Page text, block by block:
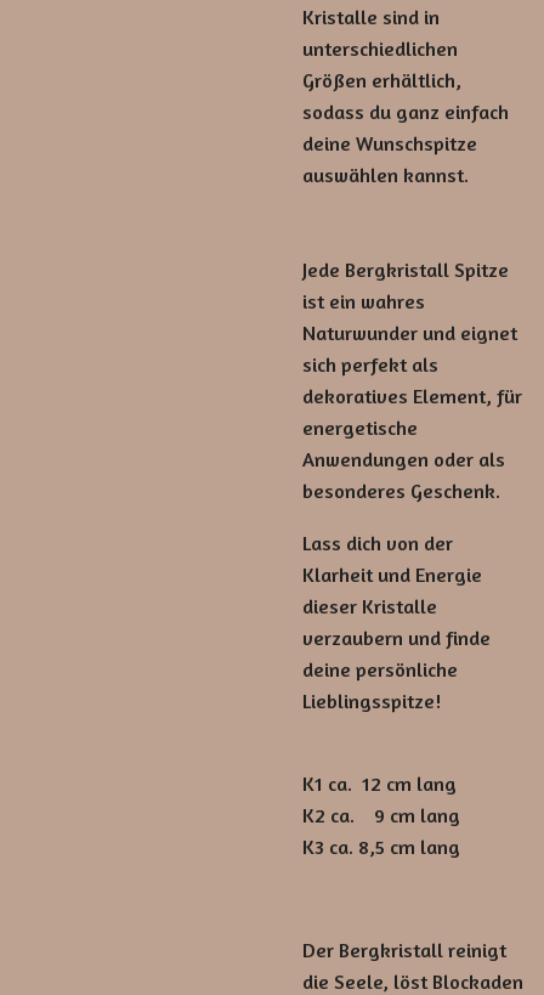
Kristalle sind in
unterschiedlichen
Größen erhältlich,
sodass du ganz einfach
deine Wunschspitze
auswählen kannst.
Jede Bergkristall Spitze
ist ein wahres
Naturwunder und eignet
sich perfekt als
dekoratives Element, für
energetische
Anwendungen oder als
besonderes Geschenk.
Lass dich von der
Klarheit und Energie
dieser Kristalle
verzaubern und finde
deine persönliche
Lieblingsspitze!
K1 ca. 12 cm lang
K2 ca. 9 cm lang
K3 ca. 8,5 cm lang
Der Bergkristall reinigt
die Seele, löst Blockaden